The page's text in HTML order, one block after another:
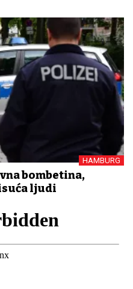
HAMBURG
bombetina,
ljudi